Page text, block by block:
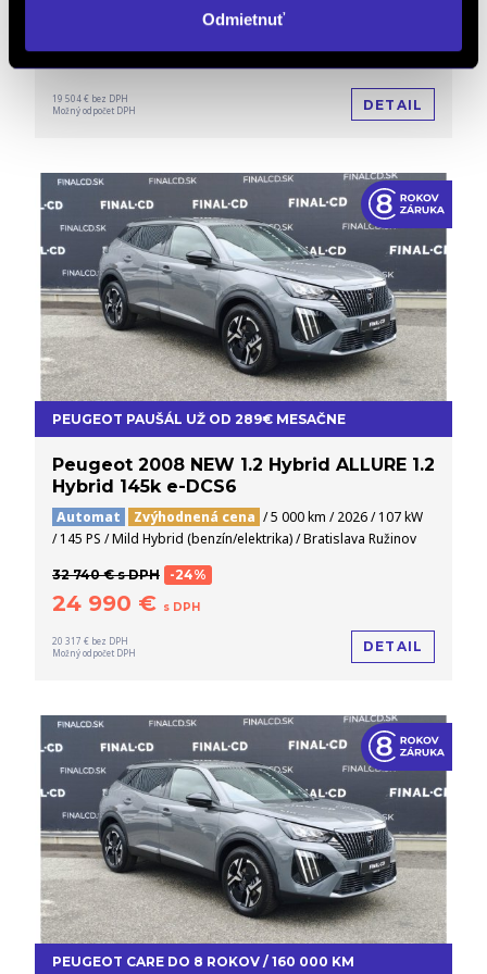
Odmietnuť
23 990 €s DPH
19 504 € bez DPH
Možný odpočet DPH
DETAIL
PEUGEOT PAUŠÁL UŽ OD 289€ MESAČNE
Peugeot 2008 NEW 1.2 Hybrid ALLURE 1.2
Hybrid 145k e-DCS6
Automat Zvýhodnená cena / 5 000 km / 2026 / 107 kW
/ 145 PS / Mild Hybrid (benzín/elektrika) / Bratislava Ružinov
32 740 € s DPH -24%
24 990 € s DPH
20 317 € bez DPH
Možný odpočet DPH
DETAIL
PEUGEOT CARE DO 8 ROKOV / 160 000 KM